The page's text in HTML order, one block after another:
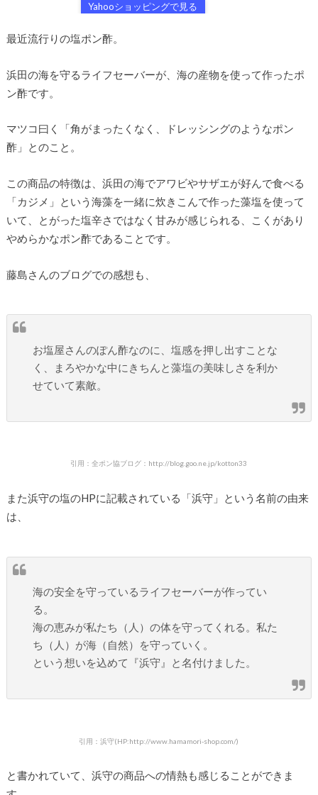
Yahooショッピングで見る
最近流行りの塩ポン酢。
浜田の海を守るライフセーバーが、海の産物を使って作ったポ
ン酢です。
マツコ曰く「角がまったくなく、ドレッシングのようなポン
酢」とのこと。
この商品の特徴は、浜田の海でアワビやサザエが好んで食べる
「カジメ」という海藻を一緒に炊きこんで作った藻塩を使って
いて、とがった塩辛さではなく甘みが感じられる、こくがあり
やめらかなポン酢であることです。
藤島さんのブログでの感想も、
お塩屋さんのぽん酢なのに、塩感を押し出すことな
く、まろやかな中にきちんと藻塩の美味しさを利か
せていて素敵。
引用：全ポン協ブログ：http://blog.goo.ne.jp/kotton33
また浜守の塩のHPに記載されている「浜守」という名前の由来
は、
海の安全を守っているライフセーバーが作ってい
る。
海の恵みが私たち（人）の体を守ってくれる。私た
ち（人）が海（自然）を守っていく。
という想いを込めて『浜守』と名付けました。
引用：浜守(HP:http://www.hamamori-shop.com/)
と書かれていて、浜守の商品への情熱も感じることができま